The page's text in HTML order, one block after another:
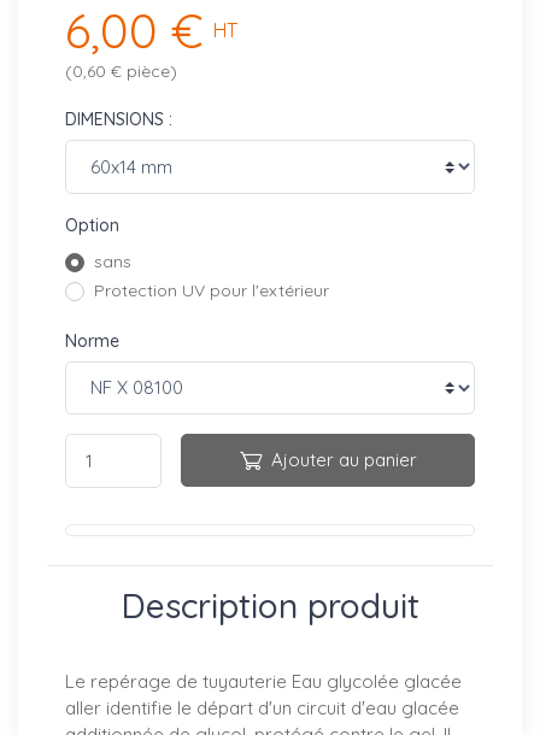
6,00 € HT
(0,60 € pièce)
DIMENSIONS :
Option
sans
Protection UV pour l'extérieur
Norme
Ajouter au panier
Description produit
Le repérage de tuyauterie Eau glycolée glacée
aller identifie le départ d'un circuit d'eau glacée